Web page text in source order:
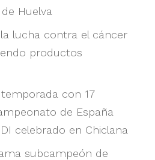
Huelva
lucha contra el cáncer
productos
temporada con 17
de España
celebrado en Chiclana
subcampeón de